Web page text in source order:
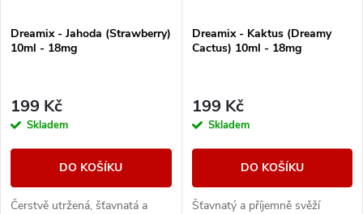
Dreamix - Jahoda (Strawberry)
10ml - 18mg
199 Kč
Skladem
DO KOŠÍKU
Čerstvě utržená, šťavnatá a
Dreamix - Kaktus (Dreamy
Cactus) 10ml - 18mg
199 Kč
Skladem
DO KOŠÍKU
Šťavnatý a příjemně svěží